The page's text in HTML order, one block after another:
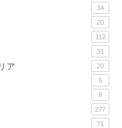
34
20
112
31
ア 20
6
8
277
71